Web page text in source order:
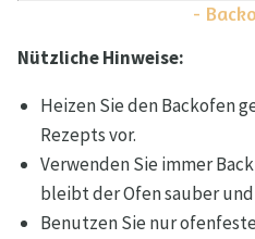
-
Nützliche Hinweise:
Heizen Sie den Backofen
Rezepts vor.
Verwenden Sie immer
bleibt der Ofen sauber
Benutzen Sie nur